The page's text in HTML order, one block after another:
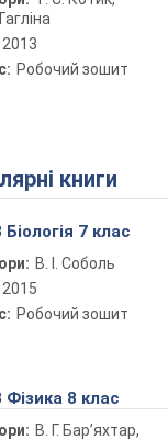
2013
Робочий зошит
книги
7 клас
В. І. Соболь
2015
Робочий зошит
Фізика 8 клас
В. Г. Бар’яхтар,